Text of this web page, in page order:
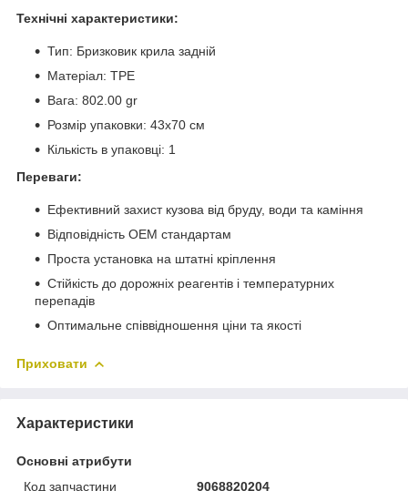
Технічні характеристики:
Тип: Бризковик крила задній
Матеріал: TPE
Вага: 802.00 gr
Розмір упаковки: 43x70 см
Кількість в упаковці: 1
Переваги:
Ефективний захист кузова від бруду, води та каміння
Відповідність OEM стандартам
Проста установка на штатні кріплення
Стійкість до дорожніх реагентів і температурних
перепадів
Оптимальне співвідношення ціни та якості
Приховати
Характеристики
Основні атрибути
Код запчастини
9068820204